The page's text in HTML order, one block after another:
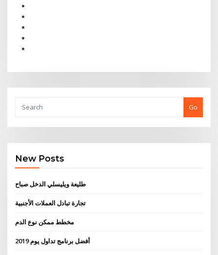
Go
New Posts
طليعة ويليسلي الدخل صباح
تجارة تبادل العملات الأجنبية
مخطط ممكن نوع الدم
أفضل برنامج تداول يوم 2019